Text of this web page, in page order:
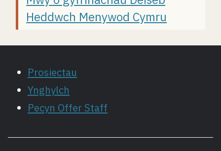
Heddwch Menywod Cymru
Prosiectau
Ynghylch
Pecyn Offer Staff